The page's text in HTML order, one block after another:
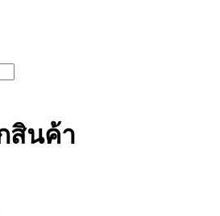
สินค้า